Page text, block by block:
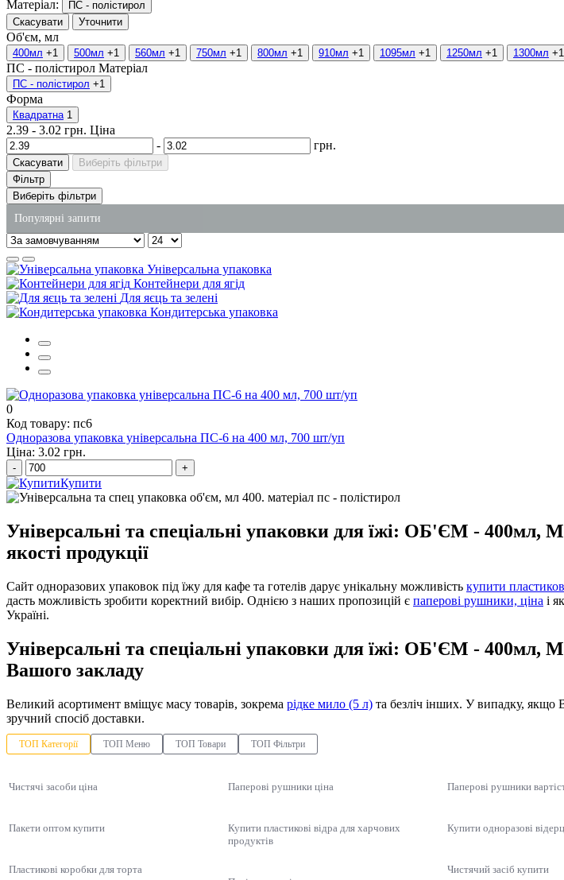
Матеріал:
ПС - полістирол
Скасувати
Уточнити
Об'єм, мл
400мл +1 500мл +1 560мл +1 750мл +1 800мл +1 910мл +1 1095мл +1 1250мл +1 1300мл +1
ПС - полістирол Матеріал
ПС - полістирол +1
Форма
Квадратна 1
2.39 - 3.02 грн. Ціна
-
грн.
Скасувати
Виберіть фільтри
Фільтр
Виберіть фільтри
Популярні запити
контейнер алюмінієвий
упаковка тістечок
ціни на паперові пакети
одноразова супниця
поліроль меблів
Універсальна упаковка
Контейнери для ягід
Для яєць та зелені
Кондитерська упаковка
0
Код товару: пс6
Одноразова упаковка універсальна ПС-6 на 400 мл, 700 шт/уп
Ціна: 3.02 грн.
- +
Купити
Універсальні та спеціальні упаковки для їжі: ОБ'ЄМ - 400мл,
якості продукції
Сайт одноразових упаковок під їжу для кафе та готелів дарує унікальну можливість купити
дасть можливість зробити коректний вибір. Однією з наших пропозицій є паперові рушники, ціна і
Україні.
Універсальні та спеціальні упаковки для їжі: ОБ'ЄМ - 400мл,
Вашого закладу
Великий асортимент вміщує масу товарів, зокрема рідке мило (5 л) та безліч інших. У випадку, якщо
зручний спосіб доставки.
ТОП Категорії ТОП Меню ТОП Товари ТОП Фільтри
Чистячі засоби ціна
Пакети оптом купити
Пластикові коробки для торта
Паперові рушники ціна
Купити пластикові відра для харчових
продуктів
Паперові рушники
Купити одноразові
Чистячий засіб купити